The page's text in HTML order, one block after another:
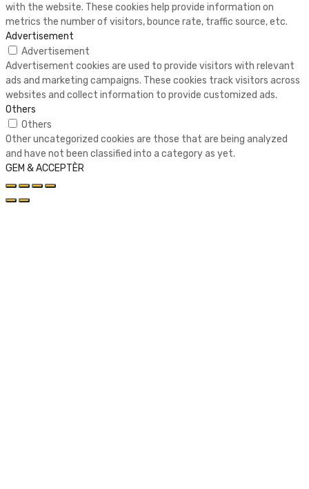
with the website. These cookies help provide information on
metrics the number of visitors, bounce rate, traffic source, etc.
Advertisement
Advertisement
Advertisement cookies are used to provide visitors with relevant
ads and marketing campaigns. These cookies track visitors across
websites and collect information to provide customized ads.
Others
Others
Other uncategorized cookies are those that are being analyzed
and have not been classified into a category as yet.
GEM & ACCEPTÈR